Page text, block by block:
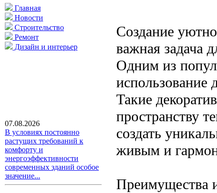
Главная
Новости
Строительство
Ремонт
Дизайн и интерьер
07.08.2026
В условиях постоянно
растущих требований к
комфорту и
энергоэффективности
современных зданий особое
значение...
Создание
важная задача
Одним из
использование
Такие
пространству
создать
живым и
Преимущества